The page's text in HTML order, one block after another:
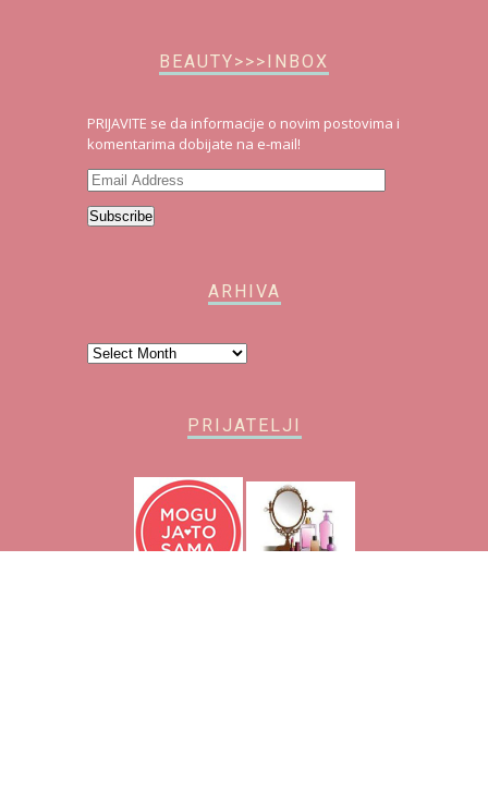
BEAUTY>>>INBOX
PRIJAVITE se da informacije o novim postovima i
komentarima dobijate na e-mail!
Email
Address
Subscribe
ARHIVA
Arhiva
PRIJATELJI